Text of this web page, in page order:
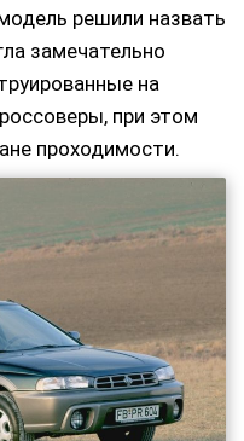
решили назвать
замечательно
на
при этом
проходимости.